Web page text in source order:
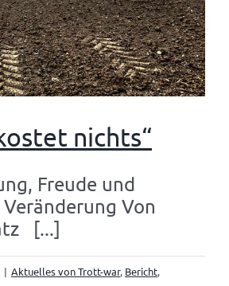
nichts“
Freude und
Von
[...]
| Aktuelles von Trott-war, Bericht,